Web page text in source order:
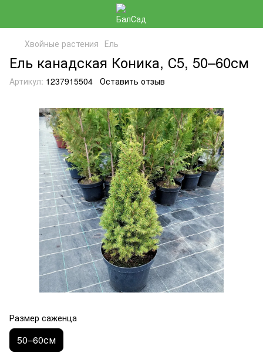
Хвойные растения Ель
Ель канадская Коника, С5, 50–60см
Артикул: 1237915504 Оставить отзыв
Размер саженца
50–60см